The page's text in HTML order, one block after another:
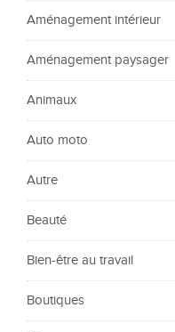
Aménagement intérieur
Aménagement paysager
Animaux
Auto moto
Autre
Beauté
Bien-être au travail
Boutiques